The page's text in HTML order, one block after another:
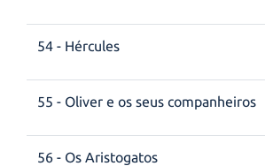
54 - Hércules
55 - Oliver e os seus companheiros
56 - Os Aristogatos